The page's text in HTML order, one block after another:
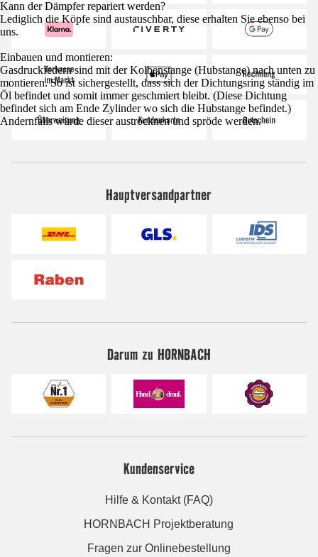
Kann der Dämpfer repariert werden?
Lediglich die Köpfe sind austauschbar, diese erhalten Sie ebenso bei
uns.
Einbauen und montieren:
Gasdruckfedern sind mit der Kolbenstange (Hubstange) nach unten zu
montieren. So ist sichergestellt, dass sich der Dichtungsring ständig im
Öl befindet und somit immer geschmiert bleibt. (Diese Dichtung
befindet sich am Ende Zylinder wo sich die Hubstange befindet.)
Andernfalls würde dieser austrocknen und spröde werden.
Hauptversandpartner
Darum zu HORNBACH
Kundenservice
Hilfe & Kontakt (FAQ)
HORNBACH Projektberatung
Fragen zur Onlinebestellung